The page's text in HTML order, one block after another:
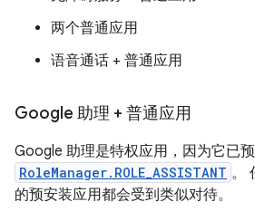
两个普通应用
语音通话 + 普通应用
Google 助理 + 普通应用
Google 助理是特权应用，因为它已
RoleManager.ROLE_ASSISTANT 。
的预安装应用都会受到类似对待。